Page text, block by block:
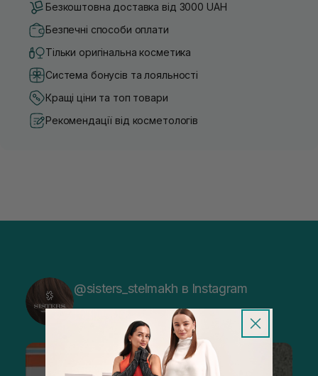
Безкоштовна доставка від 3000 UAH
Безпечні способи оплати
Тільки оригінальна косметика
Система бонусів та лояльності
Кращі ціни та топ товари
Рекомендації від косметологів
@sisters_stelmakh в Instagram